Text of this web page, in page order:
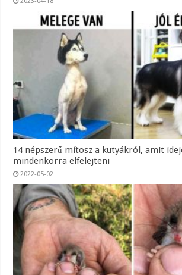
14 népszerű mítosz a kutyákról, amit
mindenkorra elfelejteni
2022-05-02